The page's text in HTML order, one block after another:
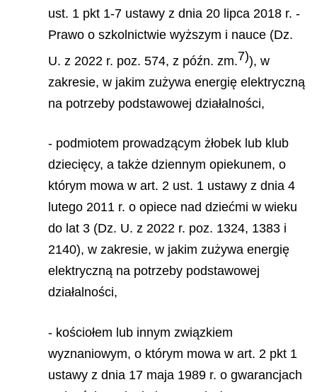
ust. 1 pkt 1-7 ustawy z dnia 20 lipca 2018 r. -
Prawo o szkolnictwie wyższym i nauce (Dz.
U. z 2022 r. poz. 574, z późn. zm.7)), w
zakresie, w jakim zużywa energię elektryczną
na potrzeby podstawowej działalności,
- podmiotem prowadzącym żłobek lub klub
dziecięcy, a także dziennym opiekunem, o
którym mowa w art. 2 ust. 1 ustawy z dnia 4
lutego 2011 r. o opiece nad dziećmi w wieku
do lat 3 (Dz. U. z 2022 r. poz. 1324, 1383 i
2140), w zakresie, w jakim zużywa energię
elektryczną na potrzeby podstawowej
działalności,
- kościołem lub innym związkiem
wyznaniowym, o którym mowa w art. 2 pkt 1
ustawy z dnia 17 maja 1989 r. o gwarancjach